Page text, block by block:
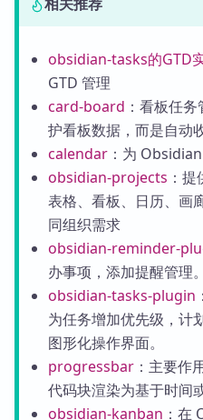
obsidian-tasks的GTD
GTD 管理
card-board ：看板任
护看板数据，而是自动
calendar：为
obsidian-projects ：
表格、看板、日历、画
同组织需求
obsidian-reminder-
办事项，添加提醒管理。
obsidian-tasks-plugin
为任务增加优先级，计
图形化操作界面。
progressbar：主要作
代码块渲染为基于时间
obsidian-kanban ：在